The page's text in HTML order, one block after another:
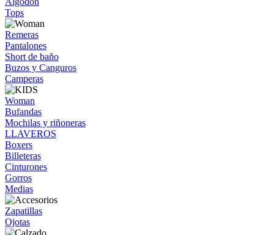
Tops
Remeras
Pantalones
Short de baño
Buzos y Canguros
Camperas
Woman
Bufandas
Mochilas y riñoneras
LLAVEROS
Boxers
Billeteras
Cinturones
Gorros
Medias
Zapatillas
Ojotas